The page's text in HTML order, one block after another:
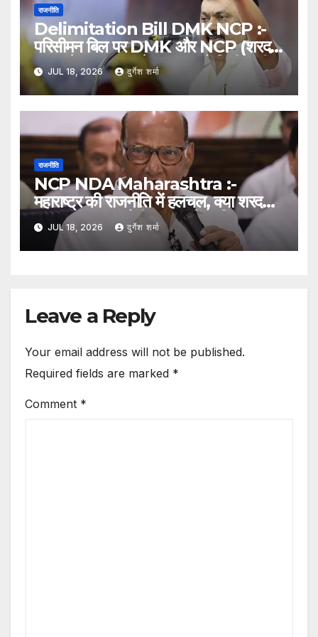
राजनीति
Delimitation Bill DMK NCP :-
परिसीमन बिल पर DMK और NCP (शरद
पवार) के नरम रुख से NDA को मिली उम्मीद,
संसद में बदल सकते हैं समीकरण
JUL 18, 2026 दुर्गेश शर्मा
राजनीति
NCP NDA Maharashtra :-
महाराष्ट्र की राजनीति में हलचल, क्या शरद
पवार की NCP होगी NDA में शामिल?
अटकलों ने बढ़ाई सियासी सरगर्मी
JUL 18, 2026 दुर्गेश शर्मा
Leave a Reply
Your email address will not be published.
Required fields are marked *
Comment *